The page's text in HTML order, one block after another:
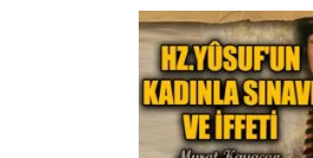
maratonları arasında
dokumuyoruz? LGS’si,
kitapları, kurs ücretleri…
liseye girsin, etiketli bir
bileğine altın bir bilezik
hayatında sırtı yere